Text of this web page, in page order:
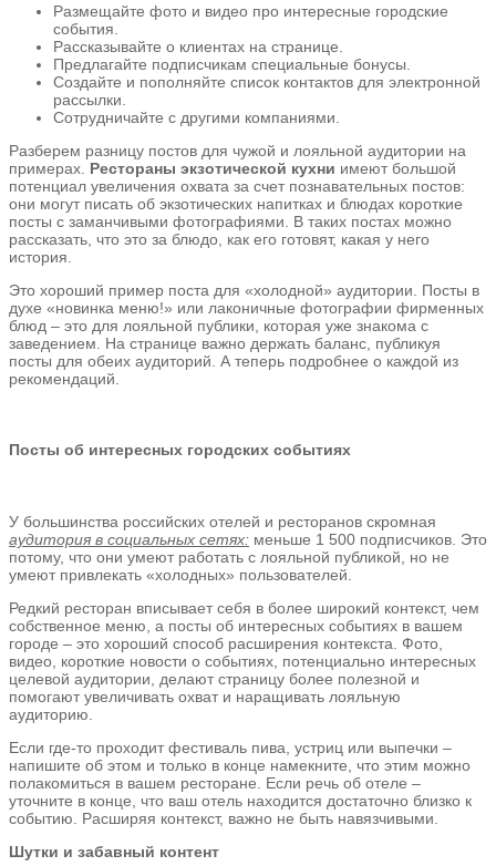
Размещайте фото и видео про интересные городские
события.
Рассказывайте о клиентах на странице.
Предлагайте подписчикам специальные бонусы.
Создайте и пополняйте список контактов для электронной
рассылки.
Сотрудничайте с другими компаниями.
Разберем разницу постов для чужой и лояльной аудитории на
примерах. Рестораны экзотической кухни имеют большой
потенциал увеличения охвата за счет познавательных постов:
они могут писать об экзотических напитках и блюдах короткие
посты с заманчивыми фотографиями. В таких постах можно
рассказать, что это за блюдо, как его готовят, какая у него
история.
Это хороший пример поста для «холодной» аудитории. Посты в
духе «новинка меню!» или лаконичные фотографии фирменных
блюд – это для лояльной публики, которая уже знакома с
заведением. На странице важно держать баланс, публикуя
посты для обеих аудиторий. А теперь подробнее о каждой из
рекомендаций.
Посты об интересных городских событиях
У большинства российских отелей и ресторанов скромная
аудитория в социальных сетях: меньше 1 500 подписчиков. Это
потому, что они умеют работать с лояльной публикой, но не
умеют привлекать «холодных» пользователей.
Редкий ресторан вписывает себя в более широкий контекст, чем
собственное меню, а посты об интересных событиях в вашем
городе – это хороший способ расширения контекста. Фото,
видео, короткие новости о событиях, потенциально интересных
целевой аудитории, делают страницу более полезной и
помогают увеличивать охват и наращивать лояльную
аудиторию.
Если где-то проходит фестиваль пива, устриц или выпечки –
напишите об этом и только в конце намекните, что этим можно
полакомиться в вашем ресторане. Если речь об отеле –
уточните в конце, что ваш отель находится достаточно близко к
событию. Расширяя контекст, важно не быть навязчивыми.
Шутки и забавный контент